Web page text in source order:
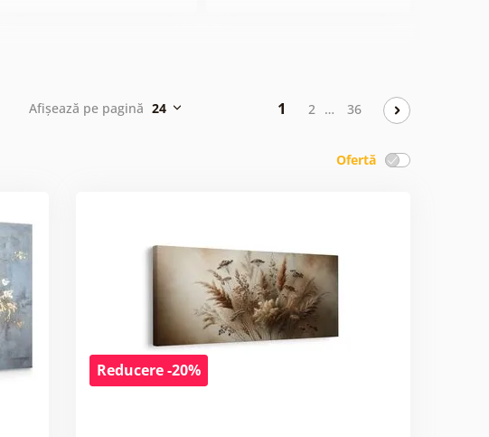
Afișează pe pagină 24 1 2 … 36
Ofertă
Reducere -20%